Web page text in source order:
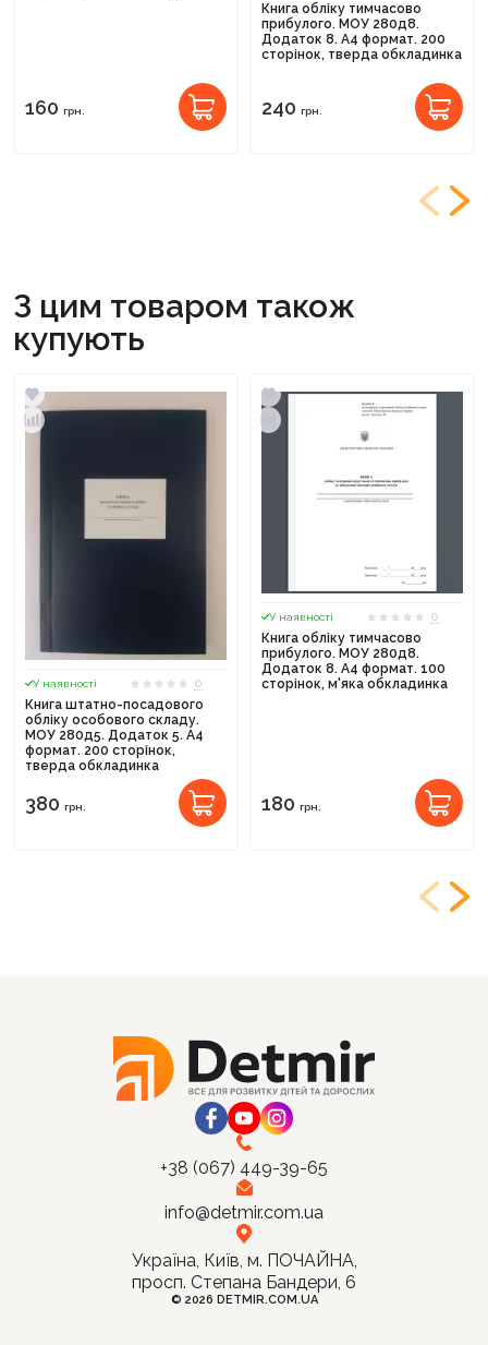
160 грн.
Книга обліку тимчасово
прибулого. МОУ 280д8.
Додаток 8. А4 формат. 200
сторінок, тверда обкладинка
240 грн.
З цим товаром також
купують
У наявності
0
Книга штатно-посадового
обліку особового складу.
МОУ 280д5. Додаток 5. А4
формат. 200 сторінок,
тверда обкладинка
380 грн.
У наявності
0
Книга обліку тимчасово
прибулого. МОУ 280д8.
Додаток 8. А4 формат. 100
сторінок, м'яка обкладинка
180 грн.
+38 (067) 449-39-65
info@detmir.com.ua
Україна, Київ, м. ПОЧАЙНА,
просп. Степана Бандери, 6
© 2026 DETMIR.COM.UA